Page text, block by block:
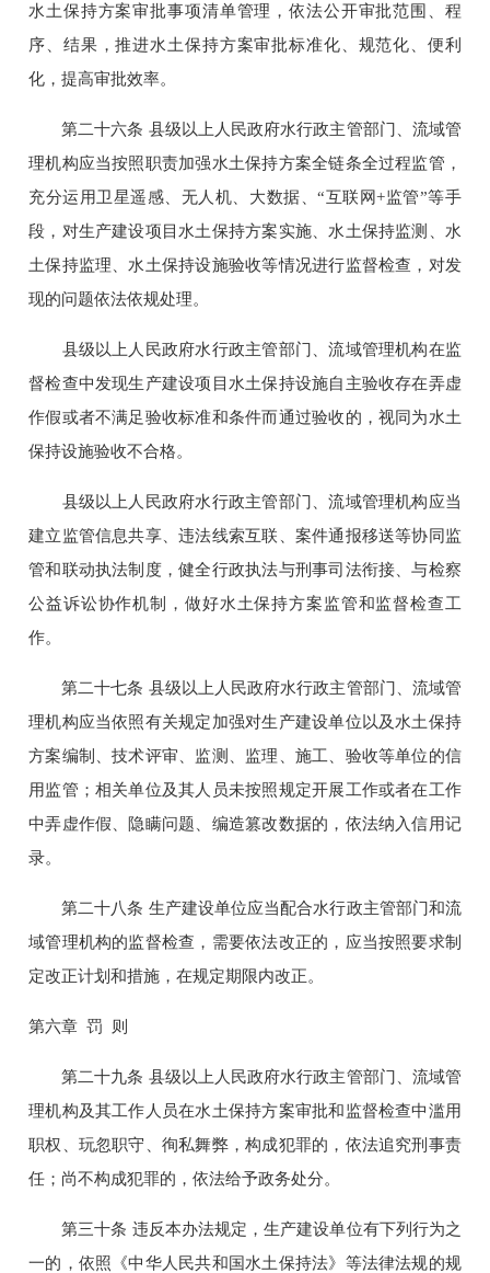
水土保持方案审批事项清单管理，依法公开审批范围、程
序、结果，推进水土保持方案审批标准化、规范化、便利
化，提高审批效率。
第二十六条 县级以上人民政府水行政主管部门、流域管
理机构应当按照职责加强水土保持方案全链条全过程监管，
充分运用卫星遥感、无人机、大数据、“互联网+监管”等手
段，对生产建设项目水土保持方案实施、水土保持监测、水
土保持监理、水土保持设施验收等情况进行监督检查，对发
现的问题依法依规处理。
县级以上人民政府水行政主管部门、流域管理机构在监
督检查中发现生产建设项目水土保持设施自主验收存在弄虚
作假或者不满足验收标准和条件而通过验收的，视同为水土
保持设施验收不合格。
县级以上人民政府水行政主管部门、流域管理机构应当
建立监管信息共享、违法线索互联、案件通报移送等协同监
管和联动执法制度，健全行政执法与刑事司法衔接、与检察
公益诉讼协作机制，做好水土保持方案监管和监督检查工
作。
第二十七条 县级以上人民政府水行政主管部门、流域管
理机构应当依照有关规定加强对生产建设单位以及水土保持
方案编制、技术评审、监测、监理、施工、验收等单位的信
用监管；相关单位及其人员未按照规定开展工作或者在工作
中弄虚作假、隐瞒问题、编造篡改数据的，依法纳入信用记
录。
第二十八条 生产建设单位应当配合水行政主管部门和流
域管理机构的监督检查，需要依法改正的，应当按照要求制
定改正计划和措施，在规定期限内改正。
第六章 罚 则
第二十九条 县级以上人民政府水行政主管部门、流域管
理机构及其工作人员在水土保持方案审批和监督检查中滥用
职权、玩忽职守、徇私舞弊，构成犯罪的，依法追究刑事责
任；尚不构成犯罪的，依法给予政务处分。
第三十条 违反本办法规定，生产建设单位有下列行为之
一的，依照《中华人民共和国水土保持法》等法律法规的规